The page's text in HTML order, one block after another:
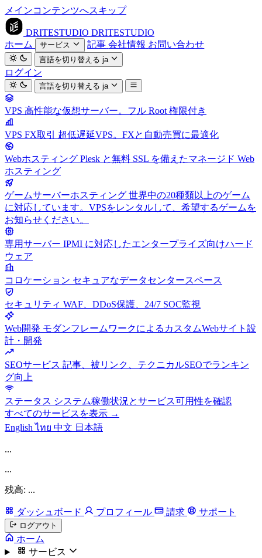
メインコンテンツへスキップ
DRITESTUDIO DRITESTUDIO
ホーム
サービス 記事 会社情報 お問い合わせ
言語を切り替える ja
ログイン
言語を切り替える ja
VPS 高性能な仮想サーバー。フル Root 権限付き
VPS FX取引 超低遅延VPS。FXと自動売買に最適化
Webホスティング Plesk と無料 SSL を備えたマネージド Web
ホスティング
ゲームサーバーホスティング 世界中の20種類以上のゲーム
に対応しています。VPSをレンタルして、希望するゲームを
お知らせください。
専用サーバー IPMI に対応したエンタープライズ向けハード
ウェア
コロケーション セキュアなデータセンタースペース
セキュリティ WAF、DDoS保護、24/7 SOC監視
Web開発 モダンフレームワークによるカスタムWebサイト設
計・開発
SEOサービス 記事、被リンク、テクニカルSEOでランキン
グ向上
ステータス システム稼働状況とサービス可用性を確認
すべてのサービスを表示 →
Englishไทย 中文 日本語
...
...
残高: ...
ダッシュボード プロフィール 請求 サポート
ログアウト
ホーム
サービス